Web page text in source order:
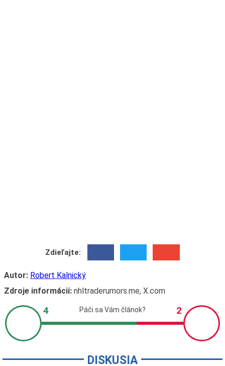
Zdieľajte:
Autor: Robert Kalnický
Zdroje informácií:nhltraderumors.me, X.com
DISKUSIA